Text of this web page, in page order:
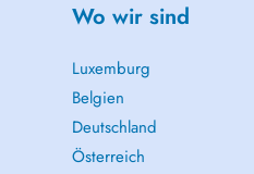
Wo wir sind
Luxemburg
Belgien
Deutschland
Österreich